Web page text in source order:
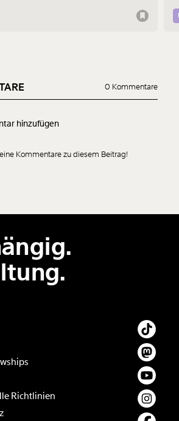
ersten Schritt machen.
0 Kommentare
hinzufügen
Kommentare zu diesem Beitrag!
Richtlinien